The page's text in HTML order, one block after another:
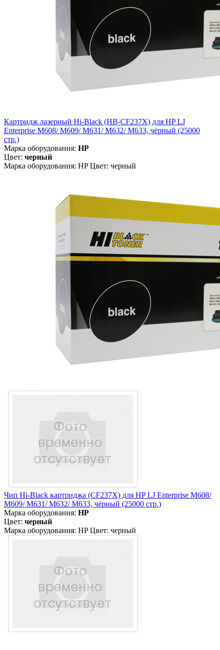
Картридж лазерный Hi-Black (HB-CF237X) для HP LJ
Enterprise M608/ M609/ M631/ M632/ M633, чёрный (25000
стр.)
Марка оборудования: HP
Цвет: черный
Марка оборудования: HP Цвет: черный
Чип Hi-Black картриджа (CF237X) для HP LJ Enterprise M608/
M609/ M631/ M632/ M633, чёрный (25000 стр.)
Марка оборудования: HP
Цвет: черный
Марка оборудования: HP Цвет: черный